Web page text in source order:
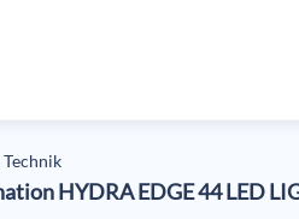
HYDRA EDGE 44 LED